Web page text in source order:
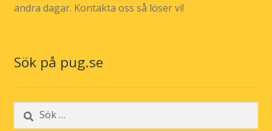
andra dagar. Kontakta oss så löser vi!
Sök på pug.se
Sök
efter: